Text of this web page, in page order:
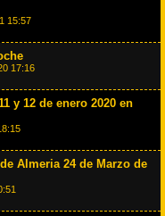
15:57
17:16
y 12 de enero 2020 en
Almeria 24 de Marzo de